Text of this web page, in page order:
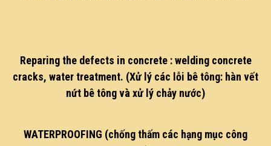
Reparing the defects in concrete : welding concrete
cracks, water treatment. (Xử lý các lỗi bê tông: hàn vết
nứt bê tông và xử lý chảy nước)
WATERPROOFING (chống thấm các hạng mục công